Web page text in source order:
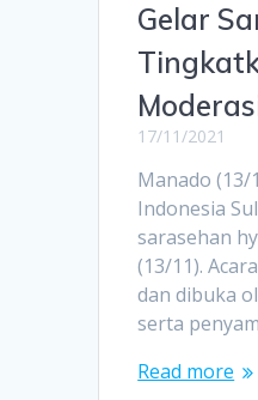
Gelar
17/11/2021
Manado (13/
Indonesia
sarasehan
(13/11).
dan dibuka
serta
Read more